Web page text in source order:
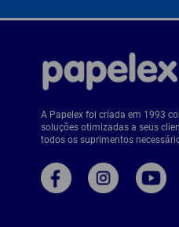
A Papelex foi criada em 1993
soluções otimizadas a seus
todos os suprimentos